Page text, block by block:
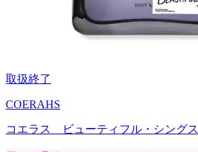
取扱終了
COERAHS
コエラス ビューティフル・シングス